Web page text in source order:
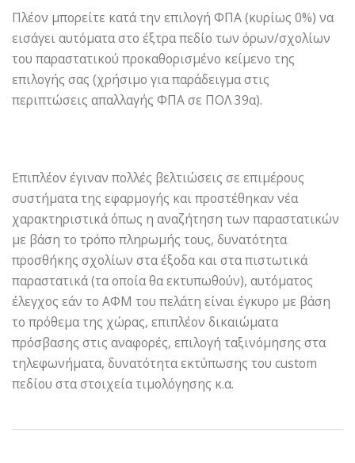
Πλέον μπορείτε κατά την επιλογή ΦΠΑ (κυρίως 0%) να
εισάγει αυτόματα στο έξτρα πεδίο των όρων/σχολίων
του παραστατικού προκαθορισμένο κείμενο της
επιλογής σας (χρήσιμο για παράδειγμα στις
περιπτώσεις απαλλαγής ΦΠΑ σε ΠΟΛ 39α).
Επιπλέον έγιναν πολλές βελτιώσεις σε επιμέρους
συστήματα της εφαρμογής και προστέθηκαν νέα
χαρακτηριστικά όπως η αναζήτηση των παραστατικών
με βάση το τρόπο πληρωμής τους, δυνατότητα
προσθήκης σχολίων στα έξοδα και στα πιστωτικά
παραστατικά (τα οποία θα εκτυπωθούν), αυτόματος
έλεγχος εάν το ΑΦΜ του πελάτη είναι έγκυρο με βάση
το πρόθεμα της χώρας, επιπλέον δικαιώματα
πρόσβασης στις αναφορές, επιλογή ταξινόμησης στα
τηλεφωνήματα, δυνατότητα εκτύπωσης του custom
πεδίου στα στοιχεία τιμολόγησης κ.α.